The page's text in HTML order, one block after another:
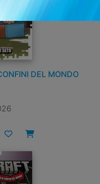
DEL MONDO